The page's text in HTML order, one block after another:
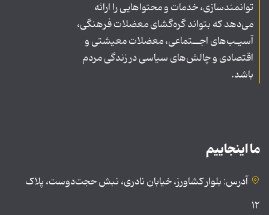
توانمندسازی، خدمات و محتواهایی را ارائه
می‌دهد که بتواند گره‌گشای معضلات فرهنگی،
آسیـب‌های اجــتماعی، معضلات معیشتی و
اقتصادی و چالش‌های سیاسی در زندگی مردم
باشد.
ما اینجاییم
آدرس: بلوار کشاورز، خیابان نادری، نبش حجت‌دوست، پلاک
۱۲